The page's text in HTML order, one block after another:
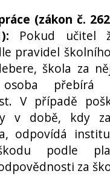
(zákon č.
Pokud učitel
pravidel
škola za
osoba přebírá
V případě
v době, kdy
odpovídá
podle
za